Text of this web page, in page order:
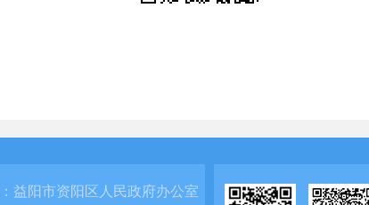
益阳市资阳区人民政府办公室